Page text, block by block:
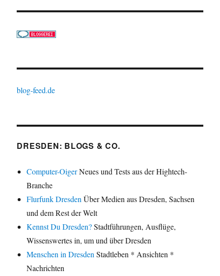
blog-feed.de
DRESDEN: BLOGS & CO.
Computer-OigerNeues und Tests aus der Hightech-
Branche
Flurfunk Dresden Über Medien aus Dresden, Sachsen
und dem Rest der Welt
Kennst Du Dresden?Stadtführungen, Ausflüge,
Wissenswertes in, um und über Dresden
Menschen in Dresden Stadtleben * Ansichten *
Nachrichten